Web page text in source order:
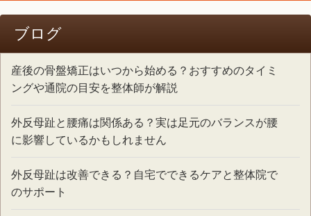
ブログ
産後の骨盤矯正はいつから始める？おすすめのタイミ
ングや通院の目安を整体師が解説
外反母趾と腰痛は関係ある？実は足元のバランスが腰
に影響しているかもしれません
外反母趾は改善できる？自宅でできるケアと整体院で
のサポート